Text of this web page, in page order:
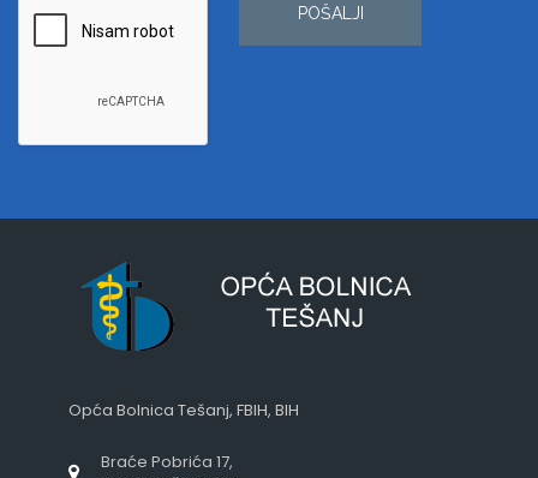
POŠALJI
Opća Bolnica Tešanj, FBIH, BIH
Braće Pobrića 17,